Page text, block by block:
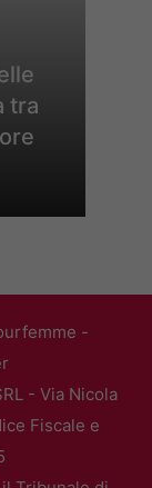
tra
-
- Via Nicola
Fiscale e